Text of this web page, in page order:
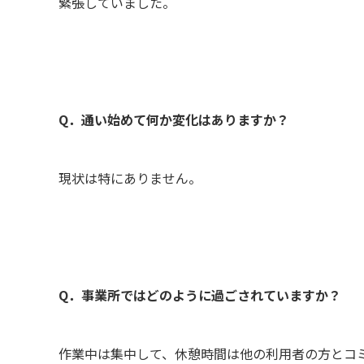
Q．通い始めて何か変化はありますか？
現状は特にありません。
Q．事業所ではどのように過ごされていますか？
作業中は集中して、休憩時間は他の利用者の方とコ